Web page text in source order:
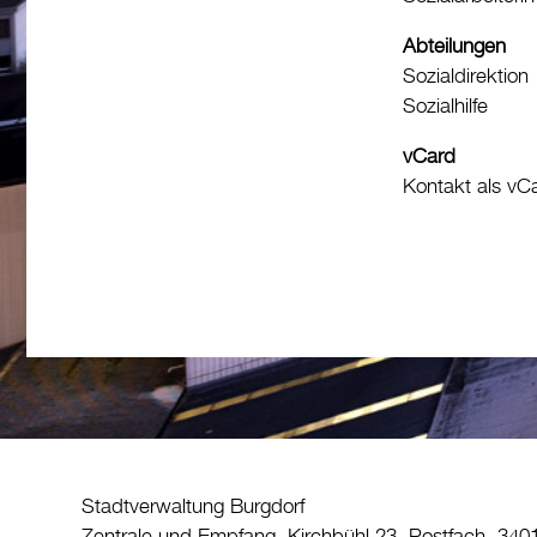
Abteilungen
Sozialdirektion
Sozialhilfe
vCard
Kontakt als
Stadtverwaltung Burgdorf